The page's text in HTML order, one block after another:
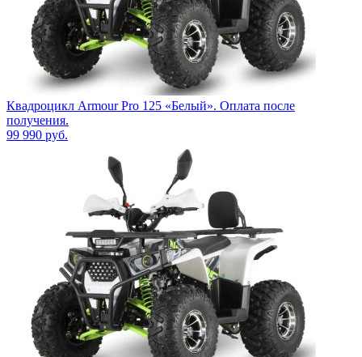
Квадроцикл Armour Pro 125 «Белый». Оплата после
получения.
99 990 руб.